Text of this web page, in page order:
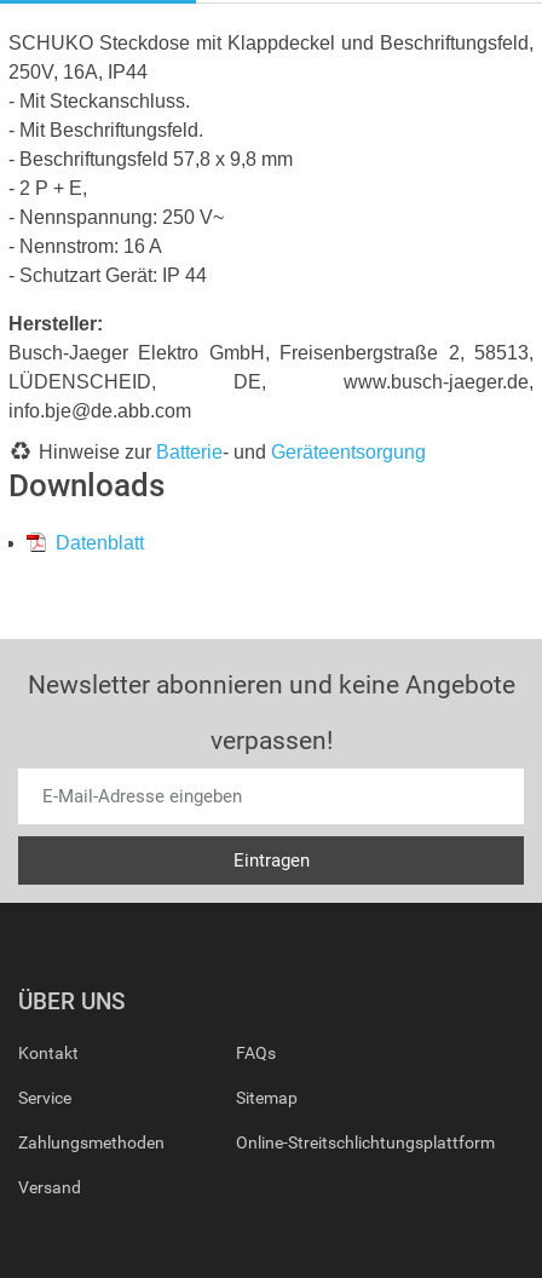
SCHUKO Steckdose mit Klappdeckel und Beschriftungsfeld,
250V, 16A, IP44
- Mit Steckanschluss.
- Mit Beschriftungsfeld.
- Beschriftungsfeld 57,8 x 9,8 mm
- 2 P + E,
- Nennspannung: 250 V~
- Nennstrom: 16 A
- Schutzart Gerät: IP 44
Hersteller:
Busch-Jaeger Elektro GmbH, Freisenbergstraße 2, 58513,
LÜDENSCHEID, DE, www.busch-jaeger.de,
info.bje@de.abb.com
Hinweise zur Batterie- und Geräteentsorgung
Downloads
Datenblatt
Newsletter abonnieren und keine Angebote
verpassen!
ÜBER UNS
Kontakt
Service
Zahlungsmethoden
Versand
FAQs
Sitemap
Online-Streitschlichtungsplattform